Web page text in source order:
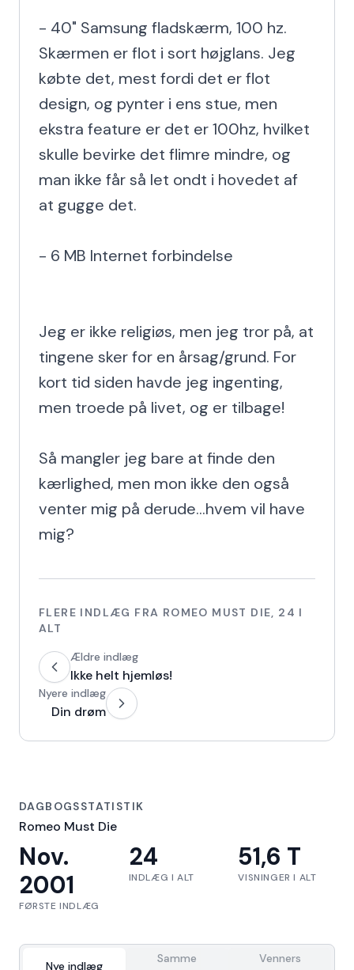
- 40" Samsung fladskærm, 100 hz.
Skærmen er flot i sort højglans. Jeg
købte det, mest fordi det er flot
design, og pynter i ens stue, men
ekstra feature er det er 100hz, hvilket
skulle bevirke det flimre mindre, og
man ikke får så let ondt i hovedet af
at gugge det.
- 6 MB Internet forbindelse
Jeg er ikke religiøs, men jeg tror på, at
tingene sker for en årsag/grund. For
kort tid siden havde jeg ingenting,
men troede på livet, og er tilbage!
Så mangler jeg bare at finde den
kærlighed, men mon ikke den også
venter mig på derude...hvem vil have
mig?
FLERE INDLÆG FRA ROMEO MUST DIE, 24 I
ALT
Ældre indlæg
Ikke helt hjemløs!
Nyere indlæg
Din drøm
DAGBOGSSTATISTIK
Romeo Must Die
Nov.
2001
FØRSTE INDLÆG
24
INDLÆG I ALT
51,6 T
VISNINGER I ALT
Nye indlæg
Samme
Venners